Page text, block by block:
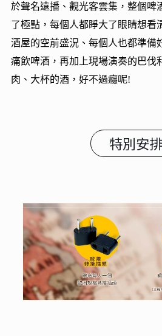
於聲名遠播、觀光客雲集，整個啤
了極點，每個人都睜大了眼睛想看
酒屋的空前盛況、每個人也都準備
痛飲啤酒，再加上現場演奏的巴伐
肉、大杯的酒，好不過癮呢!
特別安排